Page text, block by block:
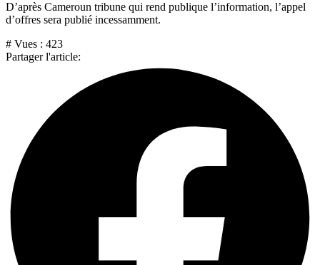
D’après Cameroun tribune qui rend publique l’information, l’appel
d’offres sera publié incessamment.
# Vues : 423
Partager l'article: